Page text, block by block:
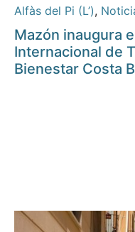
Alfàs del Pi (L’),
Mazón inaugura
Internacional de
Bienestar Costa